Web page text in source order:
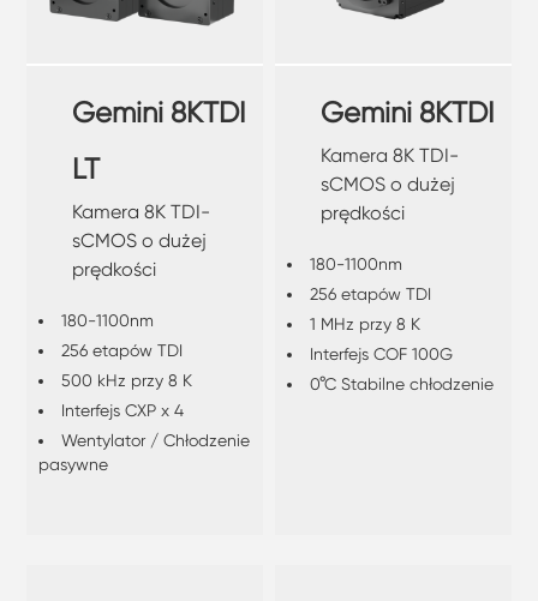
Gemini 8KTDI
LT
Kamera 8K TDI-
sCMOS o dużej
prędkości
180-1100nm
256 etapów TDI
500 kHz przy 8 K
Interfejs CXP x 4
Wentylator / Chłodzenie
pasywne
Gemini 8KTDI
Kamera 8K TDI-
sCMOS o dużej
prędkości
180-1100nm
256 etapów TDI
1 MHz przy 8 K
Interfejs COF 100G
0°C Stabilne chłodzenie